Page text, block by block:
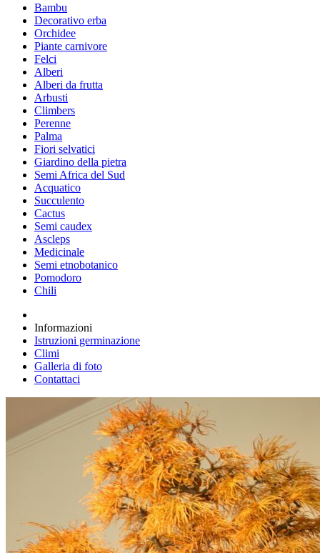
Bambu
Decorativo erba
Orchidee
Piante carnivore
Felci
Alberi
Alberi da frutta
Arbusti
Climbers
Perenne
Palma
Fiori selvatici
Giardino della pietra
Semi Africa del Sud
Acquatico
Succulento
Cactus
Semi caudex
Ascleps
Medicinale
Semi etnobotanico
Pomodoro
Chili
Informazioni
Istruzioni germinazione
Climi
Galleria di foto
Contattaci